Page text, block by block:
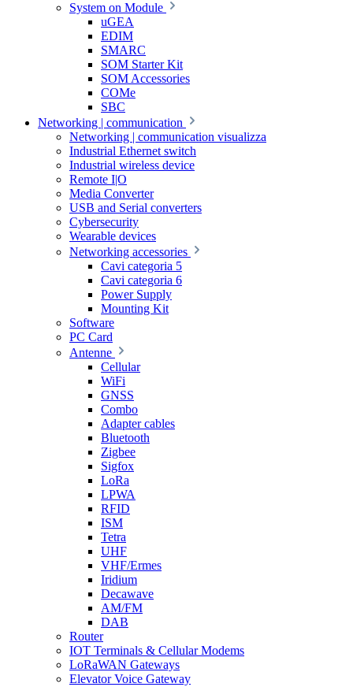
System on Module
uGEA
EDIM
SMARC
SOM Starter Kit
SOM Accessories
COMe
SBC
Networking | communication
Networking | communication visualizza
Industrial Ethernet switch
Industrial wireless device
Remote I|O
Media Converter
USB and Serial converters
Cybersecurity
Wearable devices
Networking accessories
Cavi categoria 5
Cavi categoria 6
Power Supply
Mounting Kit
Software
PC Card
Antenne
Cellular
WiFi
GNSS
Combo
Adapter cables
Bluetooth
Zigbee
Sigfox
LoRa
LPWA
RFID
ISM
Tetra
UHF
VHF/Ermes
Iridium
Decawave
AM/FM
DAB
Router
IOT Terminals & Cellular Modems
LoRaWAN Gateways
Elevator Voice Gateway